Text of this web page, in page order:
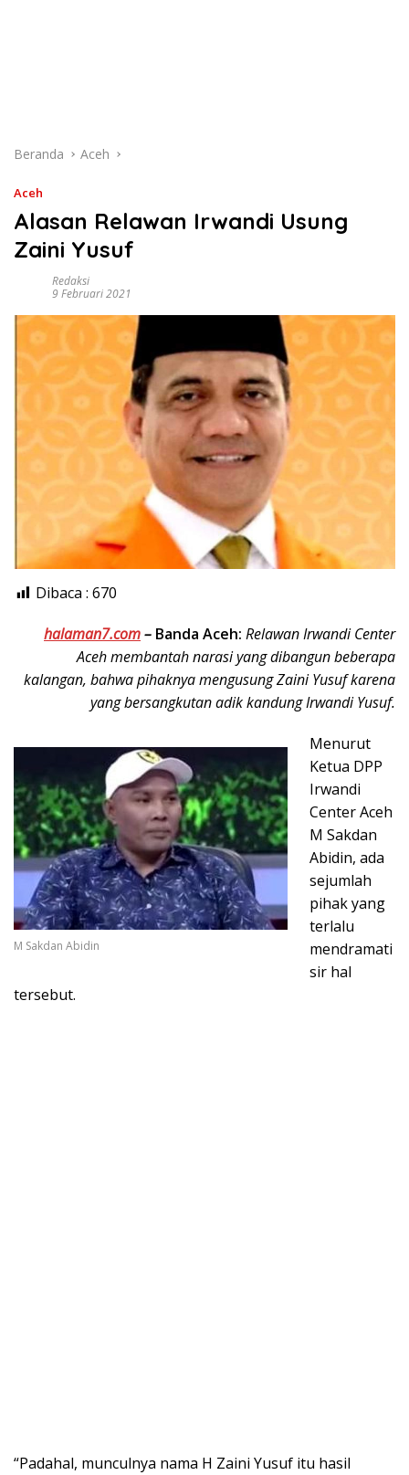
Beranda Aceh
Aceh
Alasan Relawan Irwandi Usung
Zaini Yusuf
Redaksi
9 Februari 2021
Dibaca : 670
halaman7.com– Banda Aceh: Relawan Irwandi Center
Aceh membantah narasi yang dibangun beberapa
kalangan, bahwa pihaknya mengusung Zaini Yusuf karena
yang bersangkutan adik kandung Irwandi Yusuf.
M Sakdan Abidin
Menurut
Ketua DPP
Irwandi
Center Aceh
M Sakdan
Abidin, ada
sejumlah
pihak yang
terlalu
mendramati
sir hal
tersebut.
“Padahal, munculnya nama H Zaini Yusuf itu hasil